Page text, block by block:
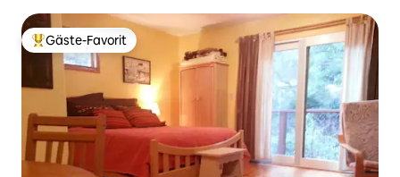
Beliebter Gäste-Favorit.
Gäste-Favorit